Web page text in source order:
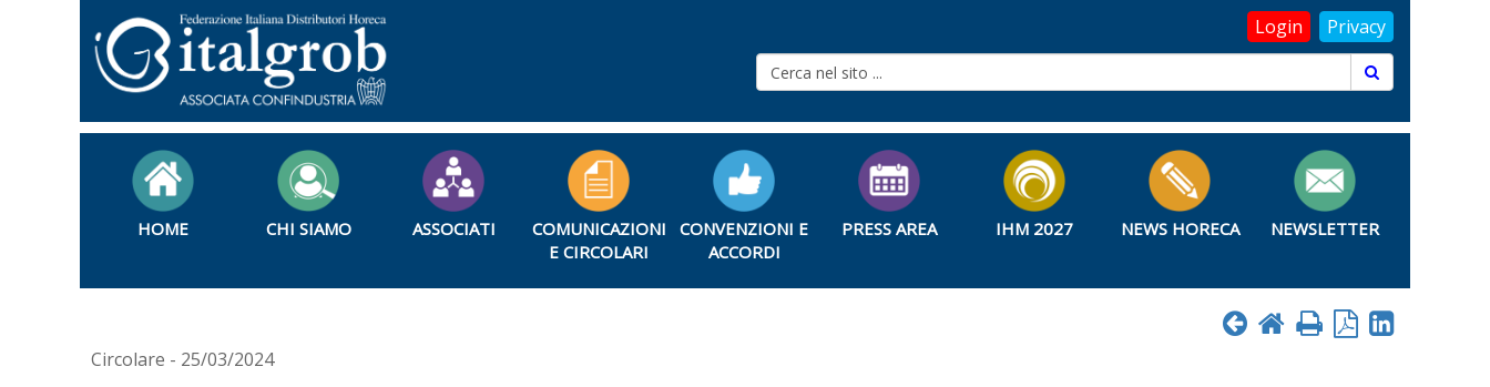
Login Privacy
HOME CHI SIAMO ASSOCIATI
COMUNICAZIONI
E CIRCOLARI
CONVENZIONI E
ACCORDI
PRESS AREA IHM 2027 NEWS HORECA NEWSLETTER
Circolare - 25/03/2024